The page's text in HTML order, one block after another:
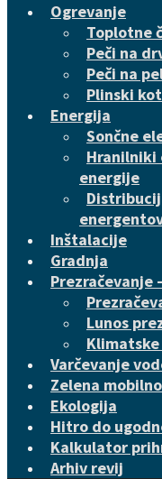
Ogrevanje
Toplotne
Peči na
Peči na
Plinski
Energija
Sončne
Hranilniki
energije
Inštalacije
Gradnja
Lunos
Varčevanje
Zelena
Ekologija
Hitro do
Kalkulator
Arhiv revij